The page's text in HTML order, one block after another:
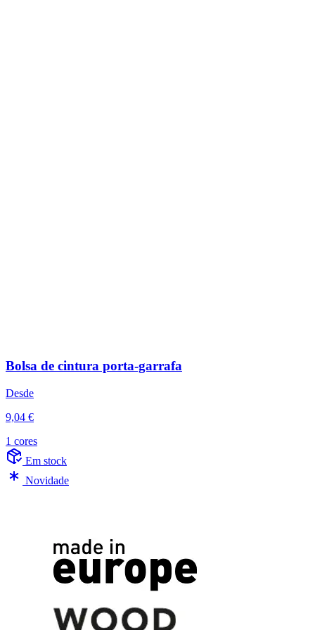
Bolsa de cintura porta-garrafa
Desde
9,04 €
1 cores
Em stock
Novidade